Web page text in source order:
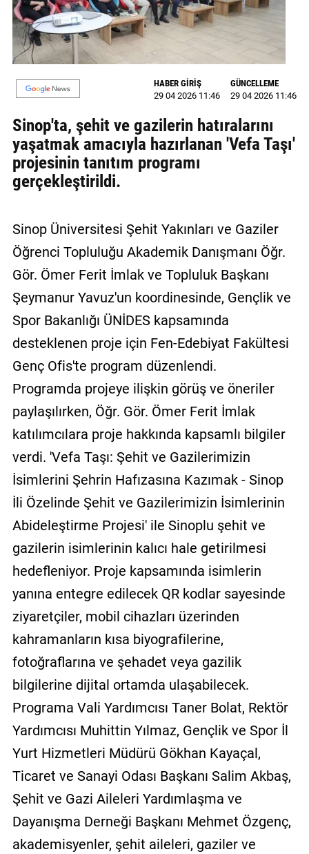
MAGAZİN
GALERİ
VİDEO
YAZARLAR
BİZE
ULAŞIN
Künye
Gizlilik
Politikası
HABER GİRİŞ
29 04 2026 11:46
GÜNCELLEME
29 04 2026 11:46
Sinop'ta, şehit ve gazilerin hatıralarını
yaşatmak amacıyla hazırlanan 'Vefa Taşı'
projesinin tanıtım programı
gerçekleştirildi.
Sinop Üniversitesi Şehit Yakınları ve Gaziler
Öğrenci Topluluğu Akademik Danışmanı Öğr.
Gör. Ömer Ferit İmlak ve Topluluk Başkanı
Şeymanur Yavuz'un koordinesinde, Gençlik ve
Spor Bakanlığı ÜNİDES kapsamında
desteklenen proje için Fen-Edebiyat Fakültesi
Genç Ofis'te program düzenlendi.
Programda projeye ilişkin görüş ve öneriler
paylaşılırken, Öğr. Gör. Ömer Ferit İmlak
katılımcılara proje hakkında kapsamlı bilgiler
verdi. 'Vefa Taşı: Şehit ve Gazilerimizin
İsimlerini Şehrin Hafızasına Kazımak - Sinop
İli Özelinde Şehit ve Gazilerimizin İsimlerinin
Abideleştirme Projesi' ile Sinoplu şehit ve
gazilerin isimlerinin kalıcı hale getirilmesi
hedefleniyor. Proje kapsamında isimlerin
yanına entegre edilecek QR kodlar sayesinde
ziyaretçiler, mobil cihazları üzerinden
kahramanların kısa biyografilerine,
fotoğraflarına ve şehadet veya gazilik
bilgilerine dijital ortamda ulaşabilecek.
Programa Vali Yardımcısı Taner Bolat, Rektör
Yardımcısı Muhittin Yılmaz, Gençlik ve Spor İl
Yurt Hizmetleri Müdürü Gökhan Kayaçal,
Ticaret ve Sanayi Odası Başkanı Salim Akbaş,
Şehit ve Gazi Aileleri Yardımlaşma ve
Dayanışma Derneği Başkanı Mehmet Özgenç,
akademisyenler, şehit aileleri, gaziler ve